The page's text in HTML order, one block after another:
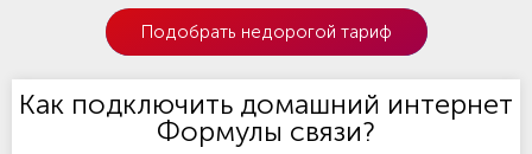
Подобрать недорогой тариф
Как подключить домашний интернет
Формулы связи?